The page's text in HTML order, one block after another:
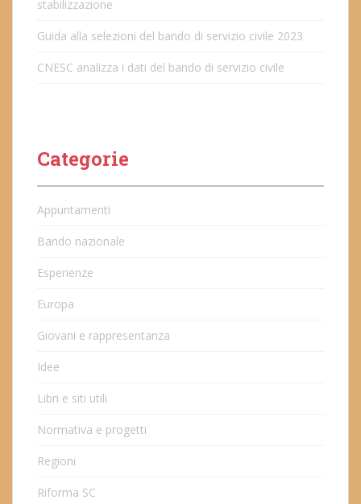
stabilizzazione
Guida alla selezioni del bando di servizio civile 2023
CNESC analizza i dati del bando di servizio civile
Categorie
Appuntamenti
Bando nazionale
Esperienze
Europa
Giovani e rappresentanza
Idee
Libri e siti utili
Normativa e progetti
Regioni
Riforma SC